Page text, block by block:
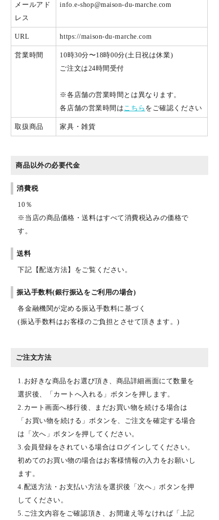
メールアド
レス
info.e-shop@maison-du-marche.com
URL https://maison-du-marche.com
営業時間
10時30分〜18時00分(土日祝は休業)
ご注文は24時間受付
※各店舗の営業時間とは異なります。
各店舗の営業時間はこちら をご確認ください
取扱商品 家具・雑貨
商品以外の必要代金
消費税
10％
※当店の商品価格・送料はすべて消費税込みの価格で
す。
送料
下記【配送方法】をご覧ください。
振込手数料(銀行振込をご利用の場合)
各金融機関が定める振込手数料に基づく
(振込手数料はお客様のご負担とさせて頂きます。)
ご注文方法
1.お好きな商品をお選び頂き、商品詳細画面にて数量を
選択後、「カートへ入れる」ボタンを押します。
2.カート画面へ移行後、まだお買い物を続ける場合は
「お買い物を続ける」ボタンを、ご注文を確定する場合
は「次へ」ボタンを押してください。
3.会員登録をされている場合はログインしてください。
初めてのお買い物の場合はお客様情報の入力をお願いし
ます。
4.配送方法・お支払い方法を選択後「次へ」ボタンを押
してください。
5.ご注文内容をご確認頂き、お間違え等なければ「上記